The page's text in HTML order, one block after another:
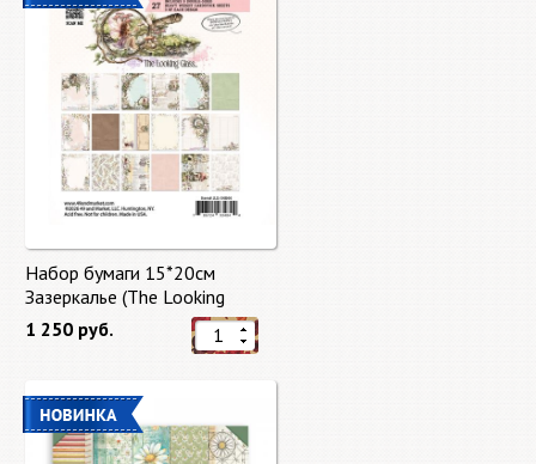
Набор бумаги 15*20см
Зазеркалье (The Looking
Glass) 27 листов от 49 Market
1 250 руб.